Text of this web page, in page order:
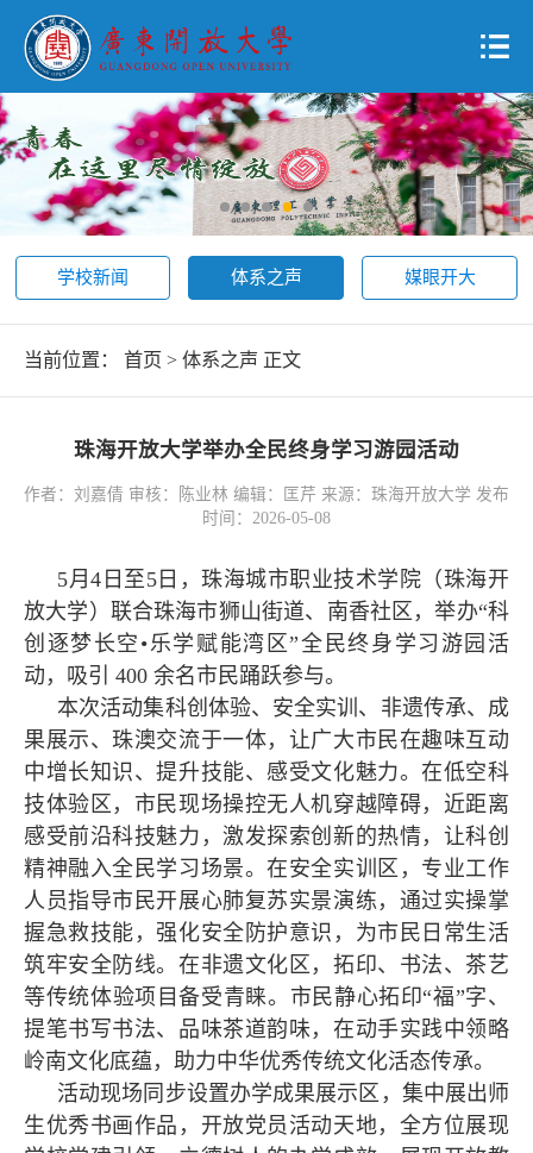
学校新闻 体系之声 媒眼开大
当前位置： 首页 > 体系之声 正文
珠海开放大学举办全民终身学习游园活动
作者：刘嘉倩 审核：陈业林 编辑：匡芹 来源：珠海开放大学 发布
时间：2026-05-08
5月4日至5日，珠海城市职业技术学院（珠海开
放大学）联合珠海市狮山街道、南香社区，举办“科
创逐梦长空•乐学赋能湾区”全民终身学习游园活
动，吸引 400 余名市民踊跃参与。
本次活动集科创体验、安全实训、非遗传承、成
果展示、珠澳交流于一体，让广大市民在趣味互动
中增长知识、提升技能、感受文化魅力。在低空科
技体验区，市民现场操控无人机穿越障碍，近距离
感受前沿科技魅力，激发探索创新的热情，让科创
精神融入全民学习场景。在安全实训区，专业工作
人员指导市民开展心肺复苏实景演练，通过实操掌
握急救技能，强化安全防护意识，为市民日常生活
筑牢安全防线。在非遗文化区，拓印、书法、茶艺
等传统体验项目备受青睐。市民静心拓印“福”字、
提笔书写书法、品味茶道韵味，在动手实践中领略
岭南文化底蕴，助力中华优秀传统文化活态传承。
活动现场同步设置办学成果展示区，集中展出师
生优秀书画作品，开放党员活动天地，全方位展现